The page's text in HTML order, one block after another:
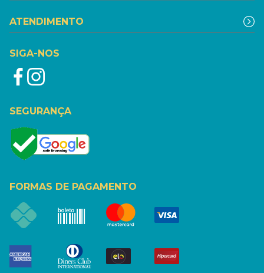
ATENDIMENTO
SIGA-NOS
SEGURANÇA
FORMAS DE PAGAMENTO